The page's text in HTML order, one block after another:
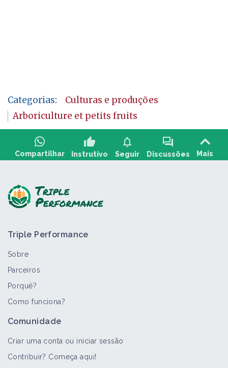
Categorias:
Culturas e produções
Arboriculture et petits fruits
Compartilhar
thumb_up
Instrutivo
notifications
Seguir
forum
Discussões Mais
Triple Performance
Sobre
Parceiros
Porquê?
Como funciona?
Comunidade
Criar uma conta ou iniciar sessão
Contribuir? Começa aqui!